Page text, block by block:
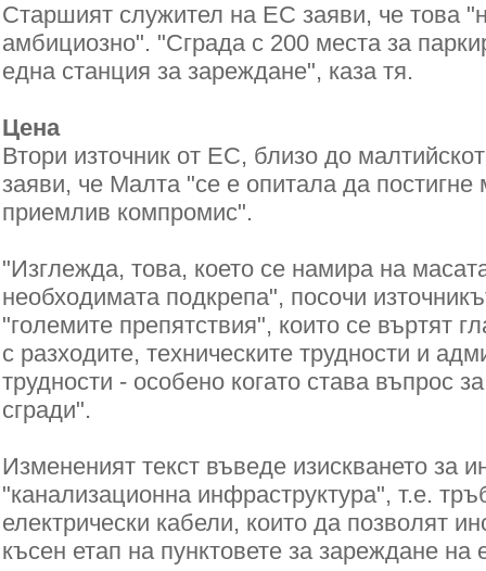
Старшият служител на ЕС заяви, че това
амбициозно". "Сграда с 200 места за
една станция за зареждане", каза тя.
Цена
Втори източник от ЕС, близо до
заяви, че Малта "се е опитала да
приемлив компромис".
"Изглежда, това, което се намира на
необходимата подкрепа", посочи
"големите препятствия", които се въртят
с разходите, техническите трудности и
трудности - особено когато става въпрос
сгради".
Измененият текст въведе изискването за
"канализационна инфраструктура", т.е.
електрически кабели, които да позволят
късен етап на пунктовете за зареждане на